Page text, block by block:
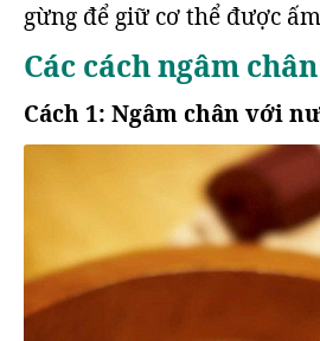
gừng để giữ cơ thể được
Các cách ngâm
Cách 1: Ngâm chân với